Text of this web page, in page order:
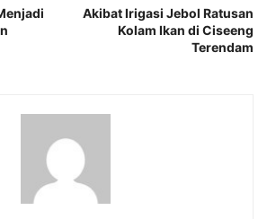
Akibat Irigasi Jebol Ratusan
Kolam Ikan di Ciseeng
Terendam